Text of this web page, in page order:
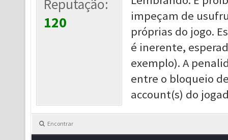
Reputação:
120
impeçam de
próprias do jogo.
é inerente,
exemplo). A
entre o bloqueio
account(s) do
Encontrar